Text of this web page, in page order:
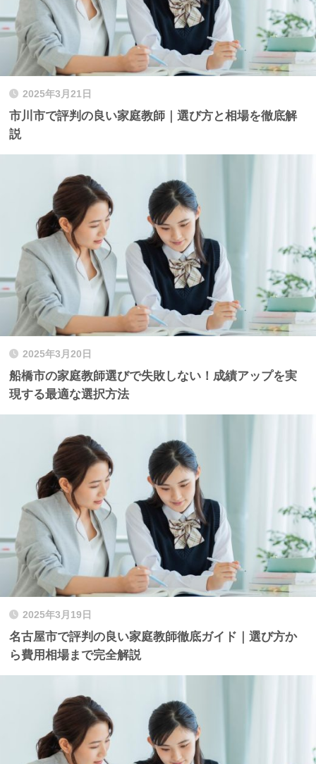
2025年3月21日
市川市で評判の良い家庭教師｜選び方と相場を徹底解
説
2025年3月20日
船橋市の家庭教師選びで失敗しない！成績アップを実
現する最適な選択方法
2025年3月19日
名古屋市で評判の良い家庭教師徹底ガイド｜選び方か
ら費用相場まで完全解説